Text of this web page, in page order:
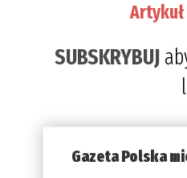
SUBSKRYBUJ
Gazeta Polska